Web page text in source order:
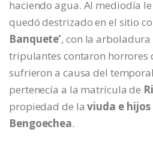
haciendo agua. Al mediodía
quedó destrizado en el sitio
Banquete’, con la arboladura
tripulantes contaron horrores
sufrieron a causa del
pertenecía a la matrícula de
propiedad de laviuda e
Bengoechea.